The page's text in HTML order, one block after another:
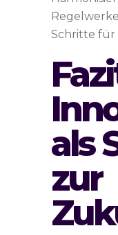
Schritte für
als
zur